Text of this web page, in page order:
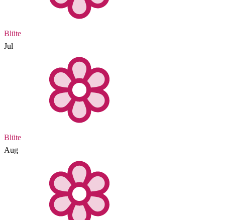
Blüte
Jul
Blüte
Aug